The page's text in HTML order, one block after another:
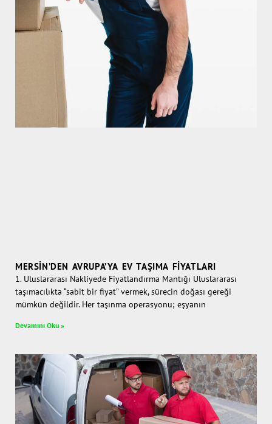
MERSIN’DEN AVRUPA’YA EV TAŞIMA FIYATLARI
1. Uluslararası Nakliyede Fiyatlandırma Mantığı Uluslararası
taşımacılıkta “sabit bir fiyat” vermek, sürecin doğası gereği
mümkün değildir. Her taşınma operasyonu; eşyanın
Devamını Oku »